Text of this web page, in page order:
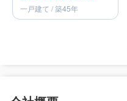
一戸建て / 築45年